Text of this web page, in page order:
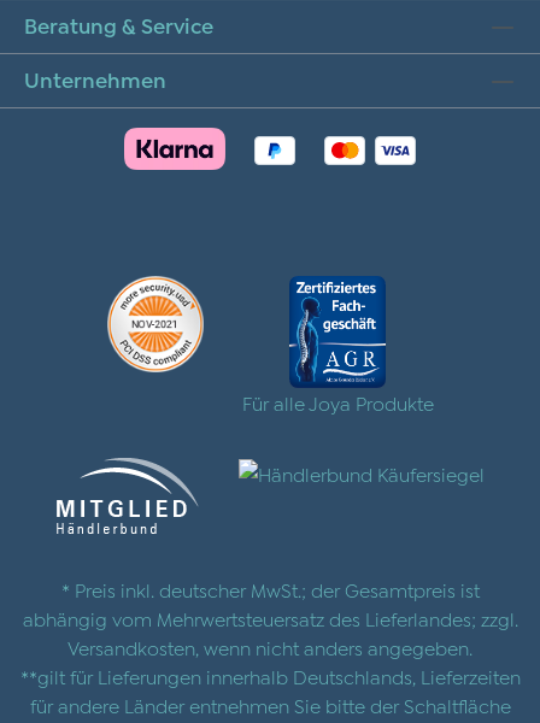
Beratung & Service
Unternehmen
Für alle Joya Produkte
* Preis inkl. deutscher MwSt.; der Gesamtpreis ist
abhängig vom Mehrwertsteuersatz des Lieferlandes; zzgl.
Versandkosten , wenn nicht anders angegeben.
**gilt für Lieferungen innerhalb Deutschlands, Lieferzeiten
für andere Länder entnehmen Sie bitte der Schaltfläche